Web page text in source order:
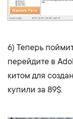
6) Теперь
перейдите в
китом для
купили за 89$.